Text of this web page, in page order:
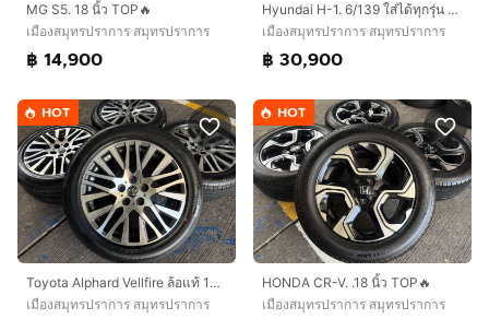
MG S5. 18 นิ้ว TOP🔥
เมืองสมุทรปราการ สมุทรปราการ
฿ 14,900
Hyundai H-1. 6/139 ใส่ได้ทุกรุ่น สภาพนางฟ้า‼️
เมืองสมุทรปราการ สมุทรปราการ
฿ 30,900
HOT
Toyota Alphard Vellfire ล้อแท้ 18 นิ้ว Top🔥
เมืองสมุทรปราการ สมุทรปราการ
HOT
HONDA CR-V. .18 นิ้ว TOP🔥
เมืองสมุทรปราการ สมุทรปราการ